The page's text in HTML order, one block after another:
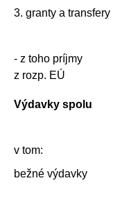
3. granty a transfery
- z toho príjmy
z rozp. EÚ
Výdavky spolu
v tom:
bežné výdavky